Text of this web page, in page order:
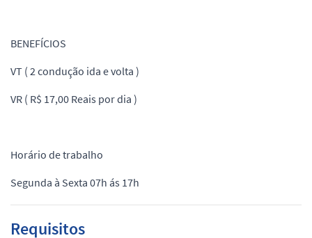
BENEFÍCIOS
VT ( 2 condução ida e volta )
VR ( R$ 17,00 Reais por dia )
Horário de trabalho
Segunda à Sexta 07h ás 17h
Requisitos